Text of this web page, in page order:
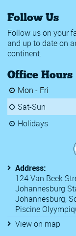
Follow Us
Follow us on your
and up to date on
continent.
Office Hours
Mon - Fri
Sat-Sun
Holidays
Address:
124 Van Beek
Johannesburg
Johannesburg,
Piscine
View on map